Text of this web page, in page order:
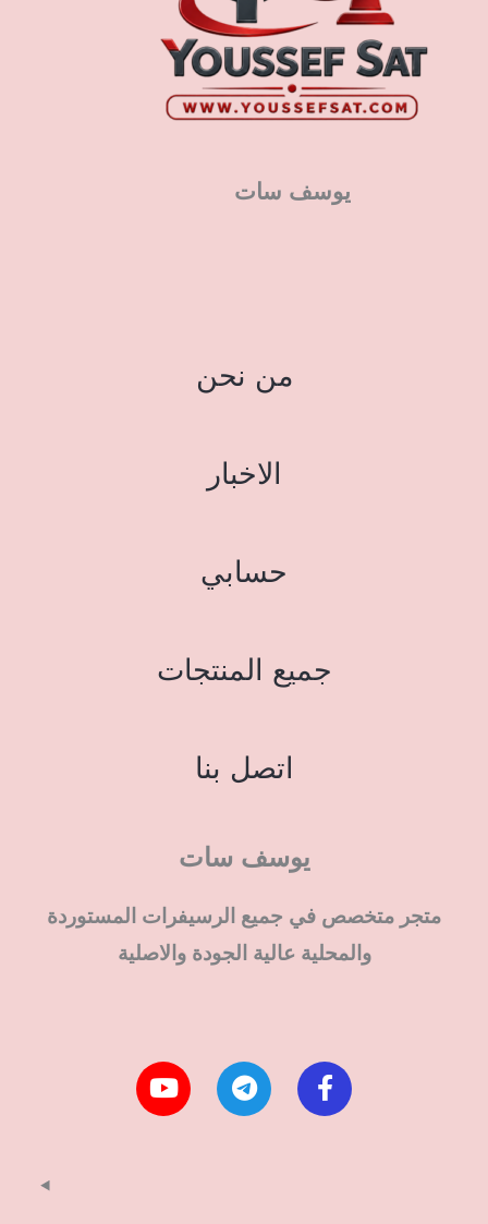
يوسف سات
من نحن
الاخبار
حسابي
جميع المنتجات
اتصل بنا
يوسف سات
متجر متخصص في جميع الرسيفرات المستوردة
والمحلية عالية الجودة والاصلية